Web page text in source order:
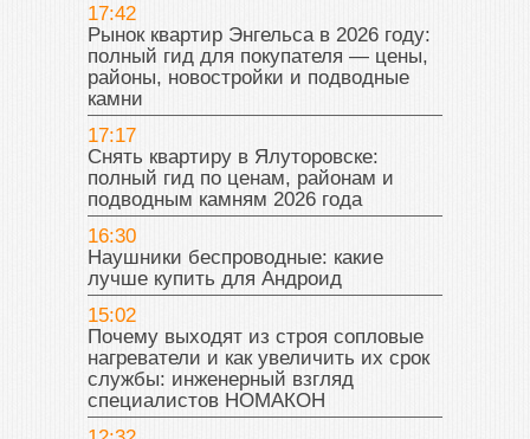
17:42
Рынок квартир Энгельса в 2026 году:
полный гид для покупателя — цены,
районы, новостройки и подводные
камни
17:17
Снять квартиру в Ялуторовске:
полный гид по ценам, районам и
подводным камням 2026 года
16:30
Наушники беспроводные: какие
лучше купить для Андроид
15:02
Почему выходят из строя сопловые
нагреватели и как увеличить их срок
службы: инженерный взгляд
специалистов НОМАКОН